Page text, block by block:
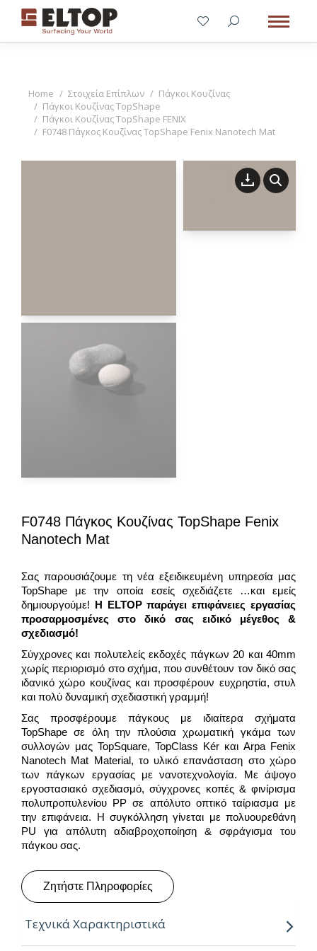
You are here:
Home Στοιχεία Επίπλων
Πάγκοι Κουζίνας
Πάγκοι Κουζίνας TopShape
Πάγκοι Κουζίνας TopShape FENIX
F0748 Πάγκος Κουζίνας TopShape Fenix Nanotech Mat
F0748 Πάγκος Κουζίνας TopShape Fenix
Nanotech Mat
Σας παρουσιάζουμε τη νέα εξειδικευμένη υπηρεσία μας
TopShape με την οποία εσείς σχεδιάζετε …και εμείς
δημιουργούμε! Η ELTOP παράγει επιφάνειες εργασίας
προσαρμοσμένες στο δικό σας ειδικό μέγεθος &
σχεδιασμό!
Σύγχρονες και πολυτελείς εκδοχές πάγκων 20 και 40mm
χωρίς περιορισμό στο σχήμα, που συνθέτουν τον δικό σας
ιδανικό χώρο κουζίνας και προσφέρουν ευχρηστία, στυλ
και πολύ δυναμική σχεδιαστική γραμμή!
Σας προσφέρουμε πάγκους με ιδιαίτερα σχήματα
TopShape σε όλη την πλούσια χρωματική γκάμα των
συλλογών μας TopSquare, TopClass Kér και Arpa Fenix
Nanotech Mat Material, το υλικό επανάσταση στο χώρο
των πάγκων εργασίας με νανοτεχνολογία. Με άψογο
εργοστασιακό σχεδιασμό, σύγχρονες κοπές & φινίρισμα
πολυπροπυλενίου PP σε απόλυτο οπτικό ταίριασμα με
την επιφάνεια. Η συγκόλληση γίνεται με πολυουρεθάνη
PU για απόλυτη αδιαβροχοποίηση & σφράγισμα του
πάγκου σας.
Ζητήστε Πληροφορίες
Τεχνικά Χαρακτηριστικά